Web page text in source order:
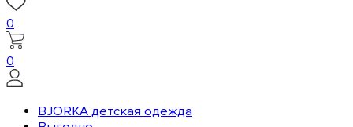
0
0
BJORKA детская одежда